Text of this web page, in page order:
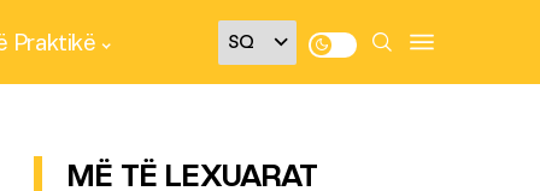
Praktikë
MË TË LEXUARAT